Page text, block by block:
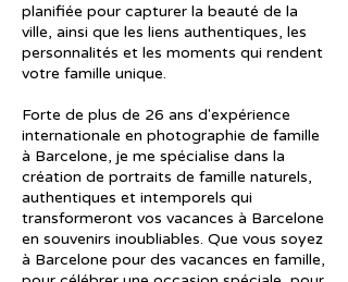
planifiée pour capturer la beauté de la
ville, ainsi que les liens authentiques, les
personnalités et les moments qui rendent
votre famille unique.
Forte de plus de 26 ans d'expérience
internationale en photographie de famille
à Barcelone, je me spécialise dans la
création de portraits de famille naturels,
authentiques et intemporels qui
transformeront vos vacances à Barcelone
en souvenirs inoubliables. Que vous soyez
à Barcelone pour des vacances en famille,